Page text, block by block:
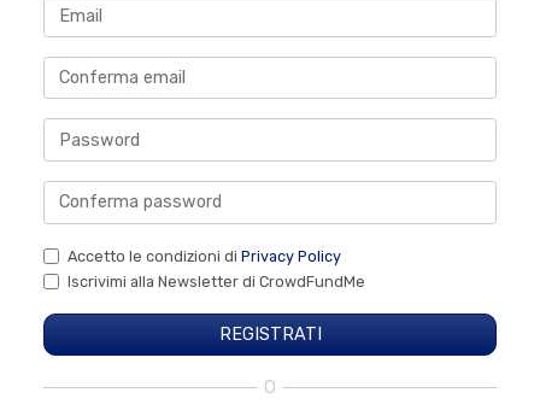
Accetto le condizioni di Privacy Policy
Iscrivimi alla Newsletter di CrowdFundMe
O